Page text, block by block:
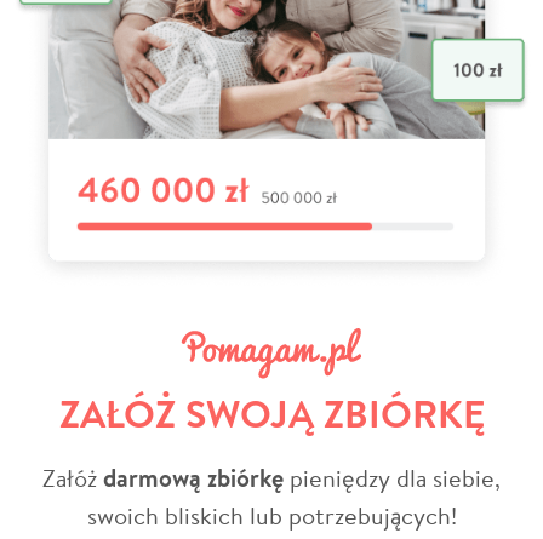
ZAŁÓŻ SWOJĄ ZBIÓRKĘ
Załóżdarmową zbiórkę pieniędzy dla siebie,
swoich bliskich lub potrzebujących!